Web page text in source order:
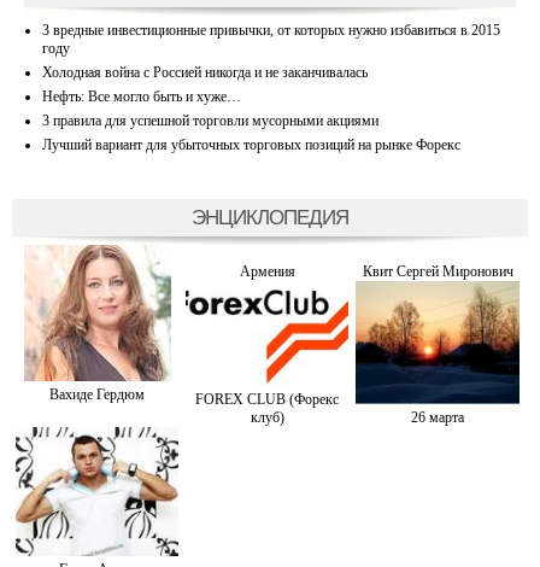
3 вредные инвестиционные привычки, от которых нужно избавиться в 2015
году
Холодная война с Россией никогда и не заканчивалась
Нефть: Все могло быть и хуже…
3 правила для успешной торговли мусорными акциями
Лучший вариант для убыточных торговых позиций на рынке Форекс
ЭНЦИКЛОПЕДИЯ
Вахиде Гердюм
Армения Квит Сергей Миронович
FOREX CLUB (Форекс
клуб)
26 марта